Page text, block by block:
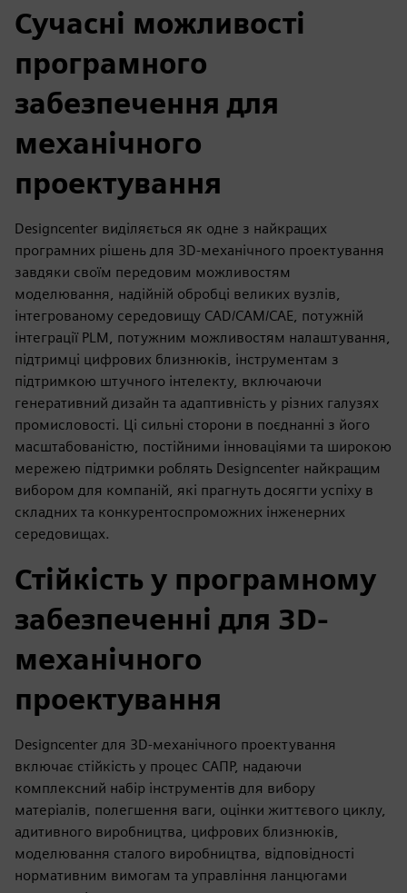
Сучасні можливості
програмного
забезпечення для
механічного
проектування
Designcenter виділяється як одне з найкращих
програмних рішень для 3D-механічного проектування
завдяки своїм передовим можливостям
моделювання, надійній обробці великих вузлів,
інтегрованому середовищу CAD/CAM/CAE, потужній
інтеграції PLM, потужним можливостям налаштування,
підтримці цифрових близнюків, інструментам з
підтримкою штучного інтелекту, включаючи
генеративний дизайн та адаптивність у різних галузях
промисловості. Ці сильні сторони в поєднанні з його
масштабованістю, постійними інноваціями та широкою
мережею підтримки роблять Designcenter найкращим
вибором для компаній, які прагнуть досягти успіху в
складних та конкурентоспроможних інженерних
середовищах.
Стійкість у програмному
забезпеченні для 3D-
механічного
проектування
Designcenter для 3D-механічного проектування
включає стійкість у процес САПР, надаючи
комплексний набір інструментів для вибору
матеріалів, полегшення ваги, оцінки життєвого циклу,
адитивного виробництва, цифрових близнюків,
моделювання сталого виробництва, відповідності
нормативним вимогам та управління ланцюгами